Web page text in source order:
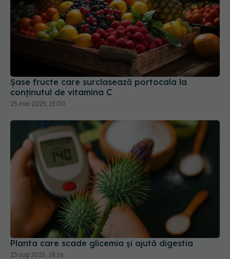
Șase fructe care surclasează portocala la
conținutul de vitamina C
25 mai 2025, 15:00
Planta care scade glicemia și ajută digestia
23 aug 2025, 18:16